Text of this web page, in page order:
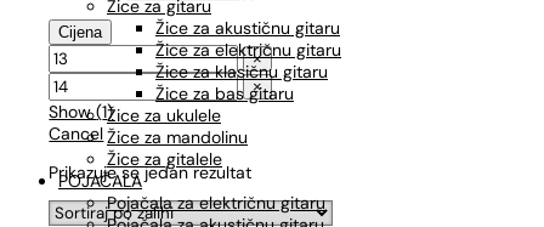
Žice za gitaru
Žice za akustičnu gitaru
Žice za električnu gitaru
Žice za klasičnu gitaru
Žice za bas gitaru
Žice za ukulele
Žice za mandolinu
Žice za gitalele
POJAČALA
Pojačala za električnu gitaru
Cijena
×
×
Show(1)
Cancel
Prikazuje se jedan rezultat